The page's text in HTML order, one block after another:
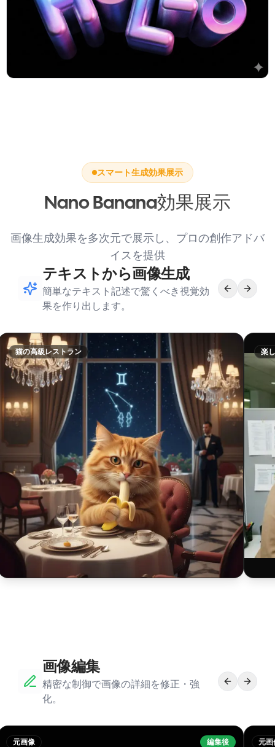
スマート生成効果展示
Nano Banana効果展示
画像生成効果を多次元で展示し、プロの創作アドバ
イスを提供
テキストから画像生成
簡単なテキスト記述で驚くべき視覚効
果を作り出します。
猫の高級レストラン 楽
$
画像編集
精密な制御で画像の詳細を修正・強
化。
元画像 編集後 元画